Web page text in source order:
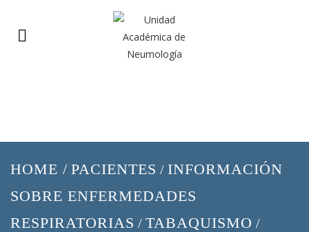
HOME / PACIENTES / INFORMACIÓN
SOBRE ENFERMEDADES
RESPIRATORIAS / TABAQUISMO /